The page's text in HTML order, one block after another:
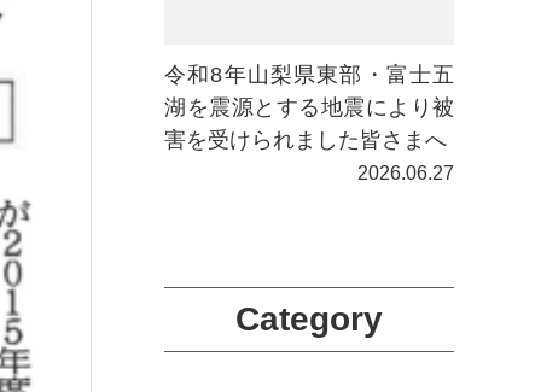
令和8年山梨県東部・富士五
湖を震源とする地震により被
害を受けられました皆さまへ
2026.06.27
Category